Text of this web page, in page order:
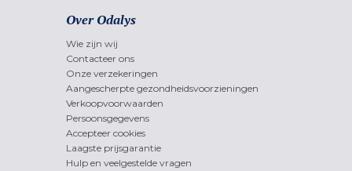
Over Odalys
Wie zijn wij
Contacteer ons
Onze verzekeringen
Aangescherpte gezondheidsvoorzieningen
Verkoopvoorwaarden
Persoonsgegevens
Accepteer cookies
Laagste prijsgarantie
Hulp en veelgestelde vragen